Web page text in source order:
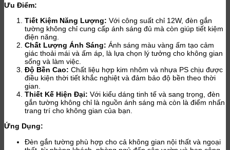
Ưu Điểm:
Tiết Kiệm Năng Lượng: Với công suất chỉ 12W, đèn gắn
tường không chỉ cung cấp ánh sáng đủ mà còn giúp tiết kiệm
điện năng.
Chất Lượng Ánh Sáng: Ánh sáng màu vàng ấm tạo cảm
giác thoải mái và ấm áp, là lựa chọn lý tưởng cho không gian
sống và làm việc.
Độ Bền Cao: Chất liệu hợp kim nhôm và nhựa PS chịu được
điều kiện thời tiết khắc nghiệt và đảm bảo độ bền theo thời
gian.
Thiết Kế Hiện Đại: Với kiểu dáng tinh tế và sang trọng, đèn
gắn tường không chỉ là nguồn ánh sáng mà còn là điểm nhấn
trang trí cho không gian của bạn.
Ứng Dụng:
Đèn gắn tường phù hợp cho cả không gian nội thất và ngoại